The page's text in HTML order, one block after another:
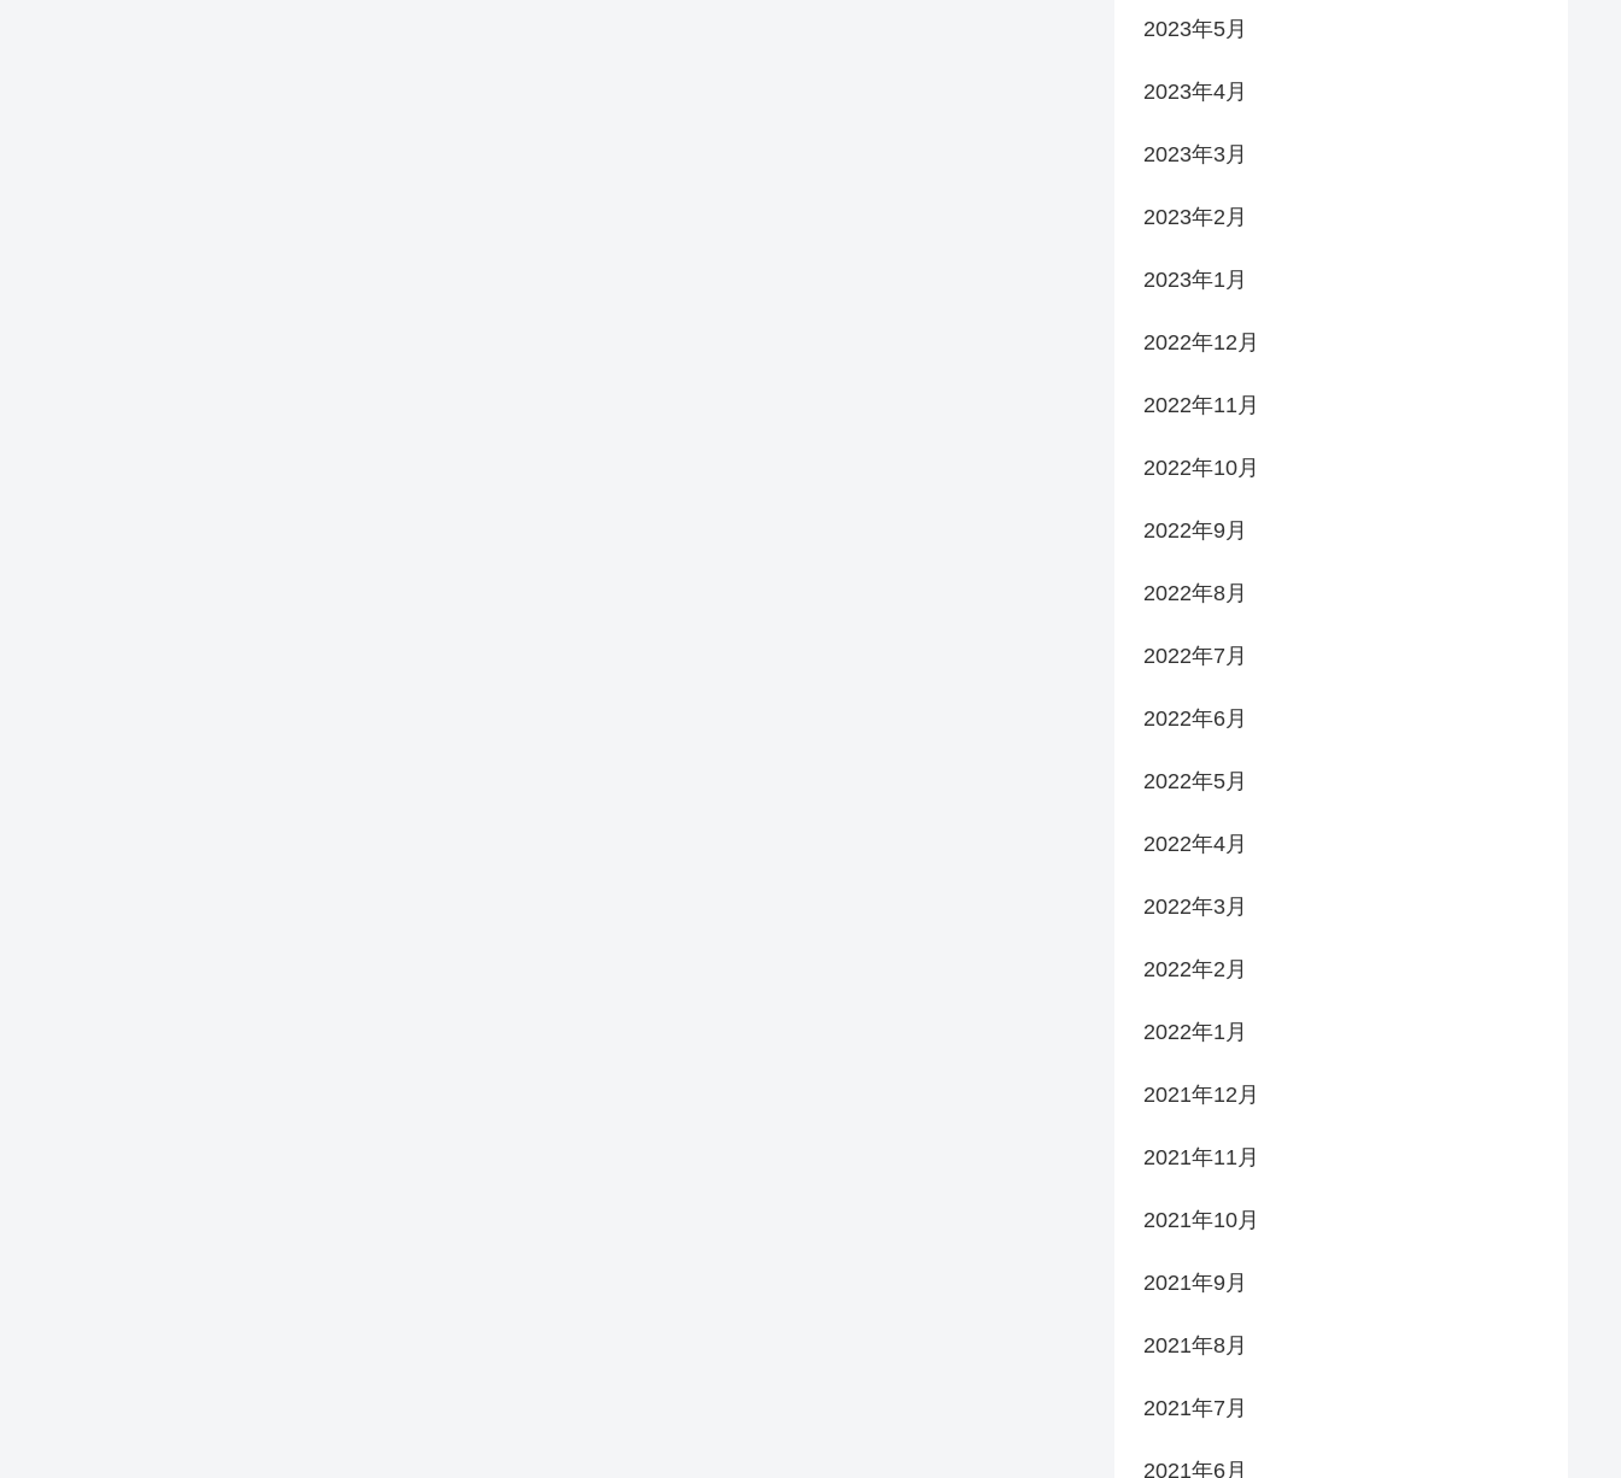
2023年5月
2023年4月
2023年3月
2023年2月
2023年1月
2022年12月
2022年11月
2022年10月
2022年9月
2022年8月
2022年7月
2022年6月
2022年5月
2022年4月
2022年3月
2022年2月
2022年1月
2021年12月
2021年11月
2021年10月
2021年9月
2021年8月
2021年7月
2021年6月